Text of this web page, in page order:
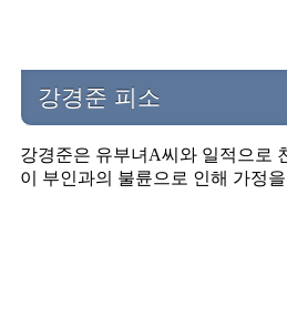
강경준 피소
강경준은 유부녀A씨와 일적으로
이 부인과의 불륜으로 인해 가정